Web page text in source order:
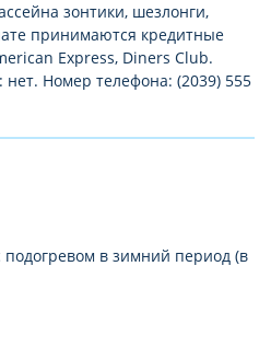
зонтики, шезлонги,
принимаются кредитные
Express, Diners Club.
Номер телефона: (2039) 555
подогревом в зимний период (в
платно
ресторане: по запросу